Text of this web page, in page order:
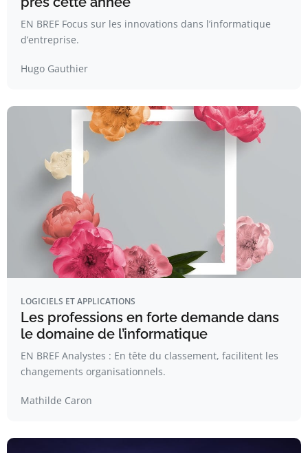
EN BREF Focus sur les innovations dans l’informatique
d’entreprise.
Hugo Gauthier
LOGICIELS ET APPLICATIONS
Les professions en forte demande dans
le domaine de l’informatique
EN BREF Analystes : En tête du classement, facilitent les
changements organisationnels.
Mathilde Caron